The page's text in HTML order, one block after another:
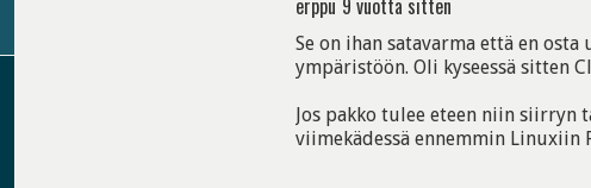
erppu 9 vuotta sitten
Se on ihan satavarma että en
ympäristöön. Oli kyseessä sitten
Jos pakko tulee eteen niin siirryn
viimekädessä ennemmin Linuxiin